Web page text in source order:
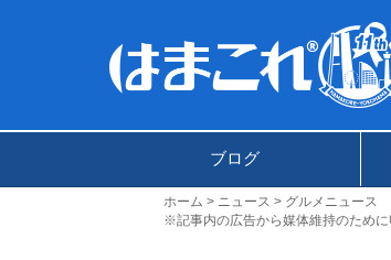
ブログ
ホーム ニュース
グルメニュース
※記事内の広告から媒体維持のため